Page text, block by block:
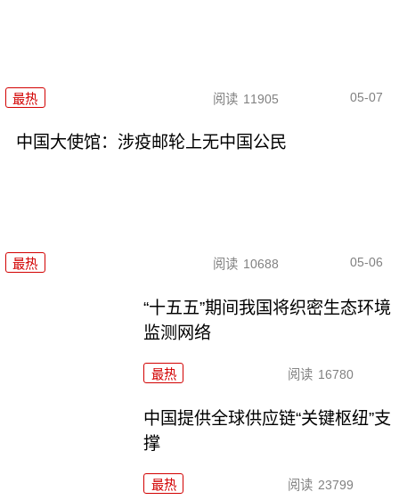
最热 阅读 11905 05-07
中国大使馆：涉疫邮轮上无中国公民
最热 阅读 10688 05-06
“十五五”期间我国将织密生态环境
监测网络
最热 阅读 16780
中国提供全球供应链“关键枢纽”支
撑
最热 阅读 23799